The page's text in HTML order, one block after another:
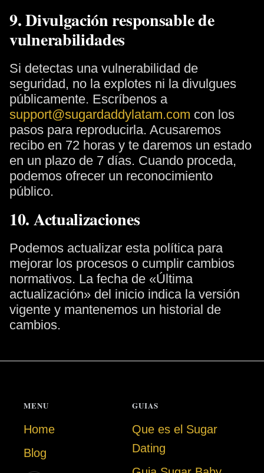
9. Divulgación responsable de
vulnerabilidades
Si detectas una vulnerabilidad de
seguridad, no la explotes ni la divulgues
públicamente. Escríbenos a
support@sugardaddylatam.com con los
pasos para reproducirla. Acusaremos
recibo en 72 horas y te daremos un estado
en un plazo de 7 días. Cuando proceda,
podemos ofrecer un reconocimiento
público.
10. Actualizaciones
Podemos actualizar esta política para
mejorar los procesos o cumplir cambios
normativos. La fecha de «Última
actualización» del inicio indica la versión
vigente y mantenemos un historial de
cambios.
MENU
Home
Blog
GUIAS
Que es el Sugar
Dating